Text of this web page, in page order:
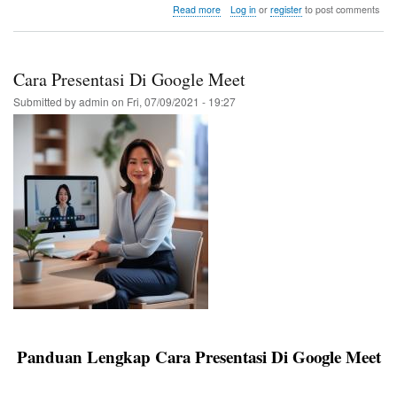
okr
Read moreabout
ISO
File
Log inor registerto post comments
Cara Presentasi Di Google Meet
Submitted byadmin on Fri, 07/09/2021 - 19:27
Panduan Lengkap Cara Presentasi Di Google Meet